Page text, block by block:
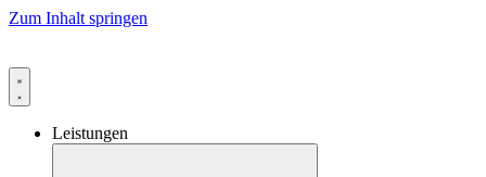
Zum Inhalt springen
Leistungen